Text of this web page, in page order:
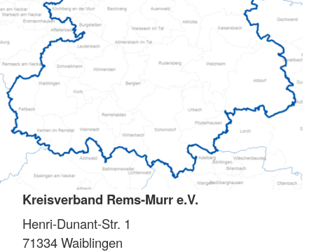
Kreisverband Rems-Murr e.V.
Henri-Dunant-Str. 1
71334Waiblingen